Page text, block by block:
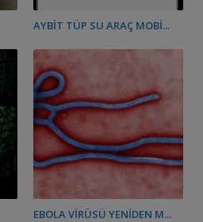
AYBIT TÜP SU ARAÇ MOBI...
EBOLA VIRÜSÜ YENIDEN M...